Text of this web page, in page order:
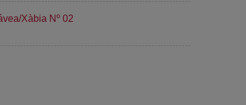
Xàbia Nº 02